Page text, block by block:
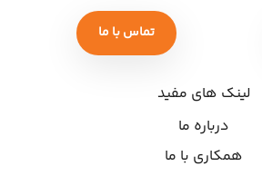
تماس با ما
لینک های مفید
درباره ما
همکاری با ما